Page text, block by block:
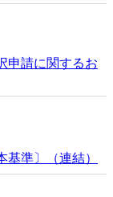
申請に関するお
準〕（連結）